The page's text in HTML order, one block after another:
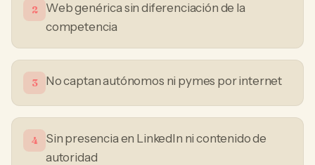
2
Web genérica sin diferenciación de la
competencia
3 No captan autónomos ni pymes por internet
4
Sin presencia en LinkedIn ni contenido de
autoridad